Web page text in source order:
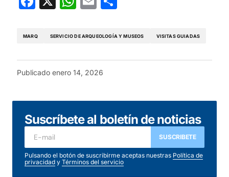
MARQ SERVICIO DE ARQUEOLOGÍA Y MUSEOS VISITAS GUIADAS
Publicado enero 14, 2026
Suscríbete al boletín de noticias
SUSCRIBETE
Pulsando el botón de suscribirme aceptas nuestras Política de
privacidad y Términos del servicio